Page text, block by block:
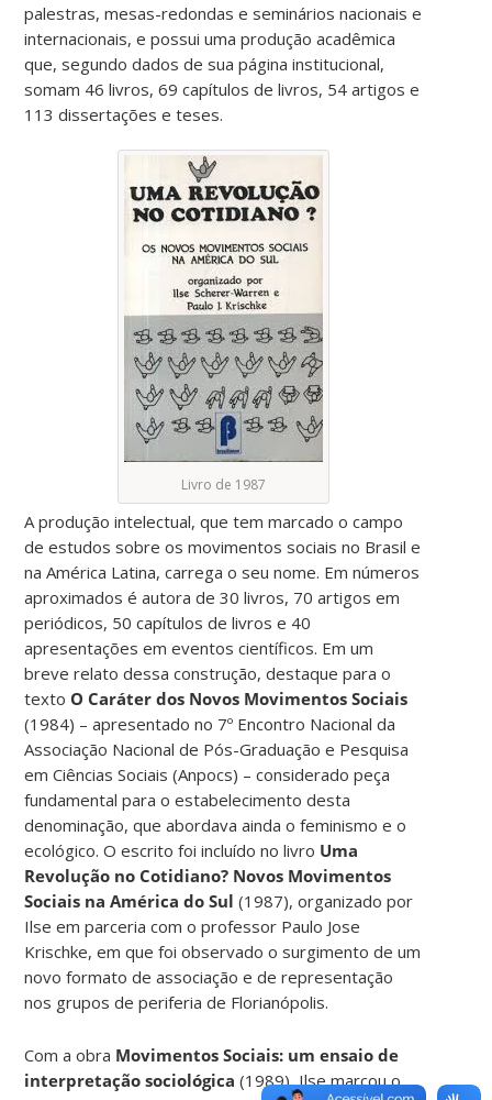
palestras, mesas-redondas e seminários nacionais e
internacionais, e possui uma produção acadêmica
que, segundo dados de sua página institucional,
somam 46 livros, 69 capítulos de livros, 54 artigos e
113 dissertações e teses.
Livro de 1987
A produção intelectual, que tem marcado o campo
de estudos sobre os movimentos sociais no Brasil e
na América Latina, carrega o seu nome. Em números
aproximados é autora de 30 livros, 70 artigos em
periódicos, 50 capítulos de livros e 40
apresentações em eventos científicos. Em um
breve relato dessa construção, destaque para o
texto O Caráter dos Novos Movimentos Sociais
(1984) – apresentado no 7º Encontro Nacional da
Associação Nacional de Pós-Graduação e Pesquisa
em Ciências Sociais (Anpocs) – considerado peça
fundamental para o estabelecimento desta
denominação, que abordava ainda o feminismo e o
ecológico. O escrito foi incluído no livro Uma
Revolução no Cotidiano? Novos Movimentos
Sociais na América do Sul (1987), organizado por
Ilse em parceria com o professor Paulo Jose
Krischke, em que foi observado o surgimento de um
novo formato de associação e de representação
nos grupos de periferia de Florianópolis.
Com a obra Movimentos Sociais: um ensaio de
interpretação sociológica (1989), Ilse marcou o